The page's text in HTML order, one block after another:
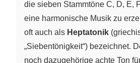
die sieben Stammtöne C, D, E,
eine harmonische Musik zu
oft auch als Heptatonik
„Siebentönigkeit“) bezeichnet.
noch dazugehörige achte Ton